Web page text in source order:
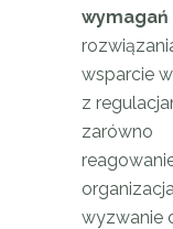
wsparcie
z
wyzwanie